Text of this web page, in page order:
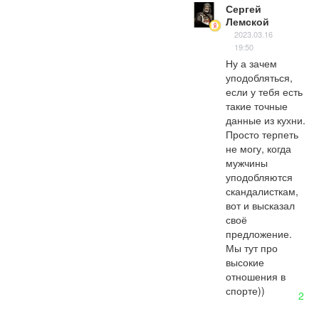
Сергей
Лемской
2023.03.16
19:50
Ну а зачем
уподобляться,
если у тебя есть
такие точные
данные из кухни.
Просто терпеть
не могу, когда
мужчины
уподобляются
скандалисткам,
вот и высказал
своё
предложение.
Мы тут про
высокие
отношения в
спорте))
2